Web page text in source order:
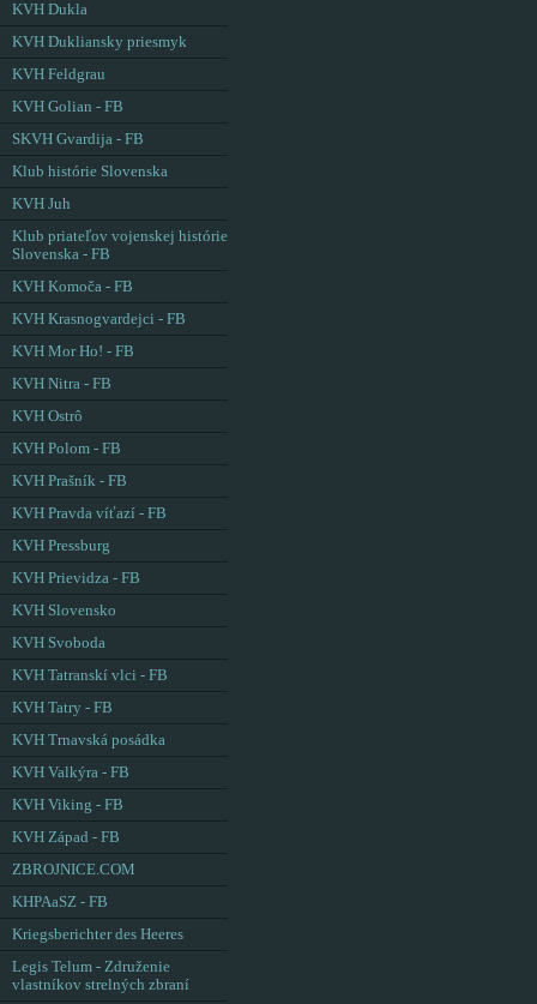
KVH Dukla
KVH Dukliansky priesmyk
KVH Feldgrau
KVH Golian - FB
SKVH Gvardija - FB
Klub histórie Slovenska
KVH Juh
Klub priateľov vojenskej histórie
Slovenska - FB
KVH Komoča - FB
KVH Krasnogvardejci - FB
KVH Mor Ho! - FB
KVH Nitra - FB
KVH Ostrô
KVH Polom - FB
KVH Prašník - FB
KVH Pravda víťazí - FB
KVH Pressburg
KVH Prievidza - FB
KVH Slovensko
KVH Svoboda
KVH Tatranskí vlci - FB
KVH Tatry - FB
KVH Trnavská posádka
KVH Valkýra - FB
KVH Viking - FB
KVH Západ - FB
ZBROJNICE.COM
KHPAaSZ - FB
Kriegsberichter des Heeres
Legis Telum - Združenie
vlastníkov strelných zbraní